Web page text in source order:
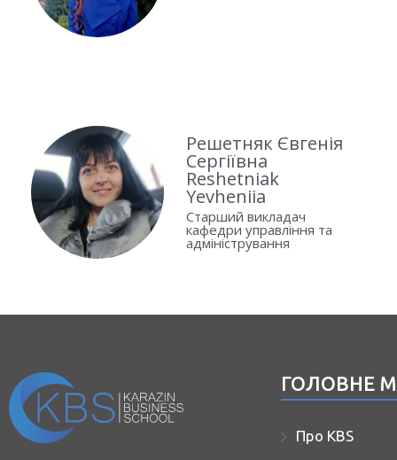
Решетняк Євгенія
Сергіївна
Reshetniak
Yevheniia
Старший викладач
кафедри управління та
адміністрування
ГОЛОВНЕ
Про KBS